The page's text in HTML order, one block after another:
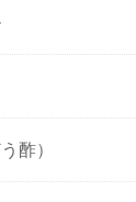
酢）